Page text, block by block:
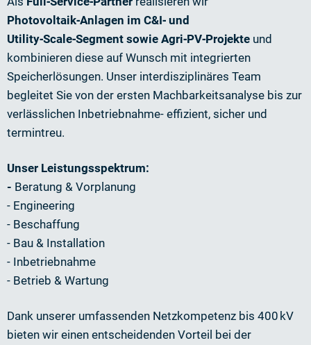
Photovoltaik‑Anlagen im C&I‑ und
Utility‑Scale‑Segment sowie Agri‑PV‑Projekte und
kombinieren diese auf Wunsch mit integrierten
Speicherlösungen. Unser interdisziplinäres Team
begleitet Sie von der ersten Machbarkeitsanalyse bis zur
verlässlichen Inbetriebnahme- effizient, sicher und
termintreu.
Unser Leistungsspektrum:
- Beratung & Vorplanung
- Engineering
- Beschaffung
- Bau & Installation
- Inbetriebnahme
- Betrieb & Wartung
Dank unserer umfassenden Netzkompetenz bis 400 kV
bieten wir einen entscheidenden Vorteil bei der